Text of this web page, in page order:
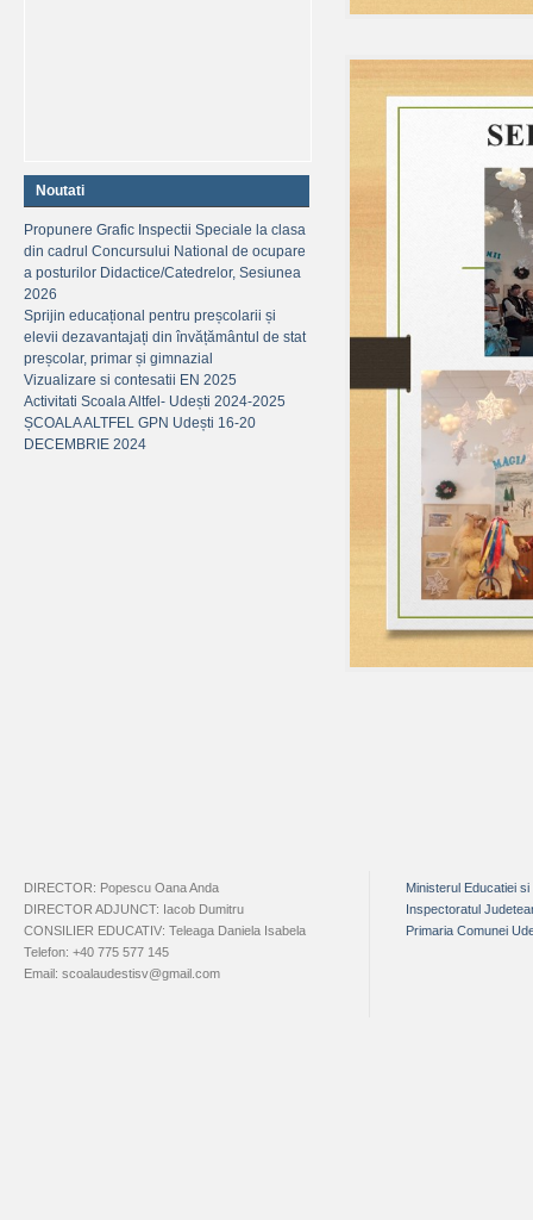
Noutati
Propunere Grafic Inspectii Speciale la clasa
din cadrul Concursului National de ocupare
a posturilor Didactice/Catedrelor, Sesiunea
2026
Sprijin educațional pentru preșcolarii și
elevii dezavantajați din învățământul de stat
preșcolar, primar și gimnazial
Vizualizare si contesatii EN 2025
Activitati Scoala Altfel- Udești 2024-2025
ȘCOALA ALTFEL GPN Udești 16-20
DECEMBRIE 2024
DIRECTOR: Popescu Oana Anda
DIRECTOR ADJUNCT: Iacob Dumitru
CONSILIER EDUCATIV: Teleaga Daniela Isabela
Telefon: +40 775 577 145
Email: scoalaudestisv@gmail.com
Ministerul Educatiei
Inspectoratul
Primaria Comunei